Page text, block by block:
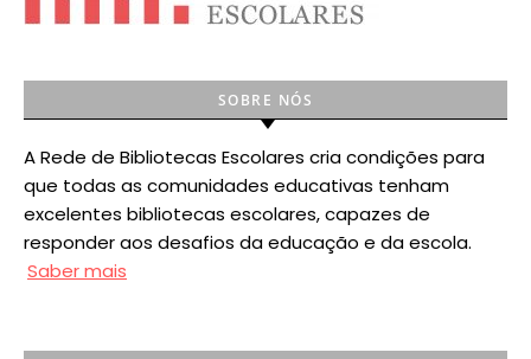
SOBRE NÓS
A Rede de Bibliotecas Escolares cria condições para
que todas as comunidades educativas tenham
excelentes bibliotecas escolares, capazes de
responder aos desafios da educação e da escola.
Saber mais